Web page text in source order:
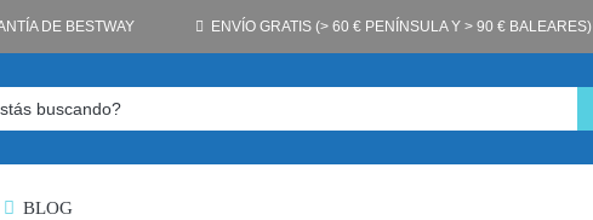
BLOG
DE BESTWAY ENVÍO GRATIS (> 60 € PENÍNSULA Y > 90 € BALEARES)